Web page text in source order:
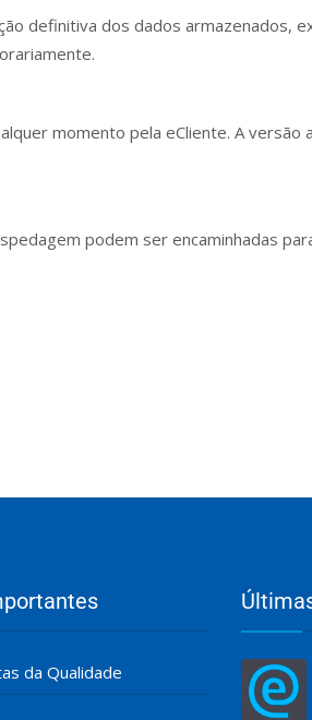
definitiva dos dados armazenados,
momento pela eCliente. A
podem ser encaminhadas
da Qualidade